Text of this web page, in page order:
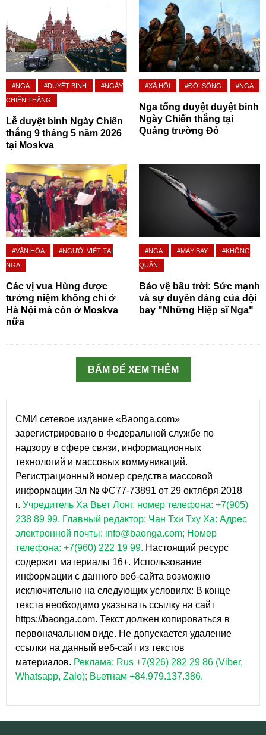
#NGA #DUYỆT BINH
#NGÀY
CHIẾN THẮNG
Lễ duyệt binh Ngày Chiến
thắng 9 tháng 5 năm 2026
tại Moskva
#XÃ HỘI #ĐỜI SỐNG #NGA
Nga tổng duyệt duyệt binh
Ngày Chiến thắng tại
Quảng trường Đỏ
#VĂN HÓA
#NGƯỜI VIỆT TẠI
NGA
Các vị vua Hùng được
tưởng niệm không chỉ ở
Hà Nội mà còn ở Moskva
nữa
#NGA #MÁY BAY
#KHÔNG
QUÂN
Bảo vệ bầu trời: Sức mạnh
và sự duyên dáng của đội
bay "Những Hiệp sĩ Nga"
BẤM ĐỂ XEM THÊM
СМИ сетевое издание «Baonga.com»
зарегистрировано в Федеральной службе по
надзору в сфере связи, информационных
технологий и массовых коммуникаций.
Регистрационный номер средства массовой
информации Эл № ФС77-73891 от 29 октября 2018
г. Учредитель Ха Вьет Лонг, номер телефона: +7(905)
238 89 99. Главный редактор: Чан Тхи Тху Ха: Адрес
электронной почты: info@baonga.com; Номер
телефона: +7(960) 222 19 99. Настоящий ресурс
содержит материалы 16+. Использование
информации с данного веб-сайта возможно
исключительно на следующих условиях: В конце
текста необходимо указывать ссылку на сайт
https://baonga.com. Текст должен копироваться в
первоначальном виде. Не допускается удаление
ссылки на данный веб-сайт из текстов
материалов. Реклама: Rus +7(926) 282 29 86 (Viber,
Whatsapp, Zalo); Вьетнам +84.979.137.386.